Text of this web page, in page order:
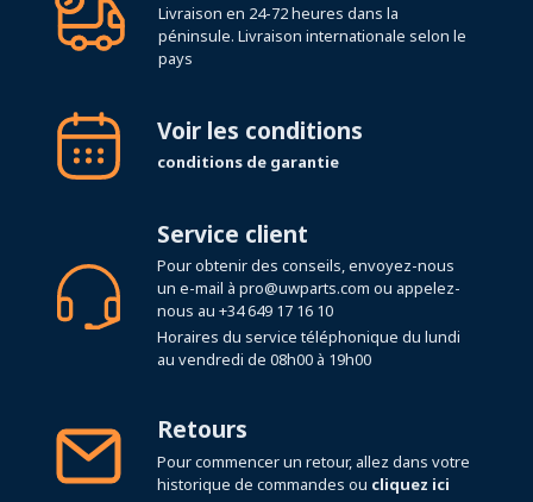
Livraison en 24-72 heures dans la
péninsule. Livraison internationale selon le
pays
Voir les conditions
conditions de garantie
Service client
Pour obtenir des conseils, envoyez-nous
un e-mail à pro@uwparts.com ou appelez-
nous au +34 649 17 16 10
Horaires du service téléphonique du lundi
au vendredi de 08h00 à 19h00
Retours
Pour commencer un retour, allez dans votre
historique de commandes ou cliquez ici